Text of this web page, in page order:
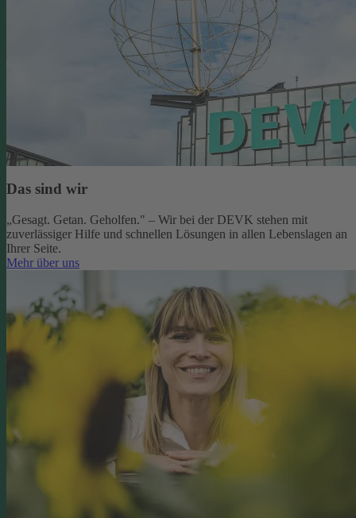
Das sind wir
„Gesagt. Getan. Geholfen." – Wir bei der DEVK stehen mit
zuverlässiger Hilfe und schnellen Lösungen in allen Lebenslagen an
Ihrer Seite.
Mehr über uns